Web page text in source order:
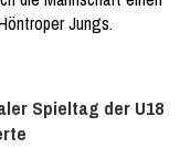
Jungs.
Spieltag der U18